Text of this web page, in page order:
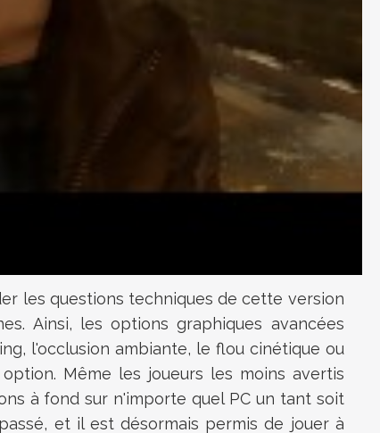
les questions techniques de cette version
Ainsi, les options graphiques avancées
l'occlusion ambiante, le flou cinétique ou
Même les joueurs les moins avertis
à fond sur n'importe quel PC un tant soit
et il est désormais permis de jouer à